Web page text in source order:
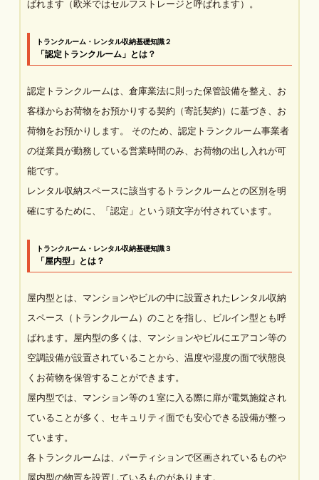
ばれます（欧米ではセルフストレージと呼ばれます）。
トランクルーム・レンタル収納基礎知識２
「認定トランクルーム」とは？
認定トランクルームは、倉庫業法に則った保管設備を整え、お
客様からお荷物をお預かりする契約（寄託契約）に基づき、お
荷物をお預かりします。 そのため、認定トランクルーム事業者
の従業員が勤務している営業時間のみ、お荷物の出し入れが可
能です。
レンタル収納スペースに該当するトランクルームとの区別を明
確にするために、「認定」という頭文字が付されています。
トランクルーム・レンタル収納基礎知識３
「屋内型」とは？
屋内型とは、マンションやビルの中に設置されたレンタル収納
スペース（トランクルーム）のことを指し、ビルイン型とも呼
ばれます。屋内型の多くは、マンションやビルにエアコン等の
空調設備が設置されていることから、温度や湿度の面で状態良
くお荷物を保管することができます。
屋内型では、マンション等の１室に入る際に扉が電気施錠され
ていることが多く、セキュリティ面でも安心できる設備が整っ
ています。
各トランクルームは、パーティションで区画されているものや
屋内型の物置を設置しているものがあります。